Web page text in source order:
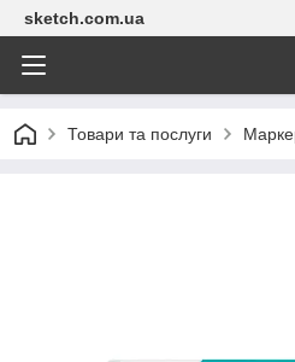
sketch.com.ua
Товари та послуги